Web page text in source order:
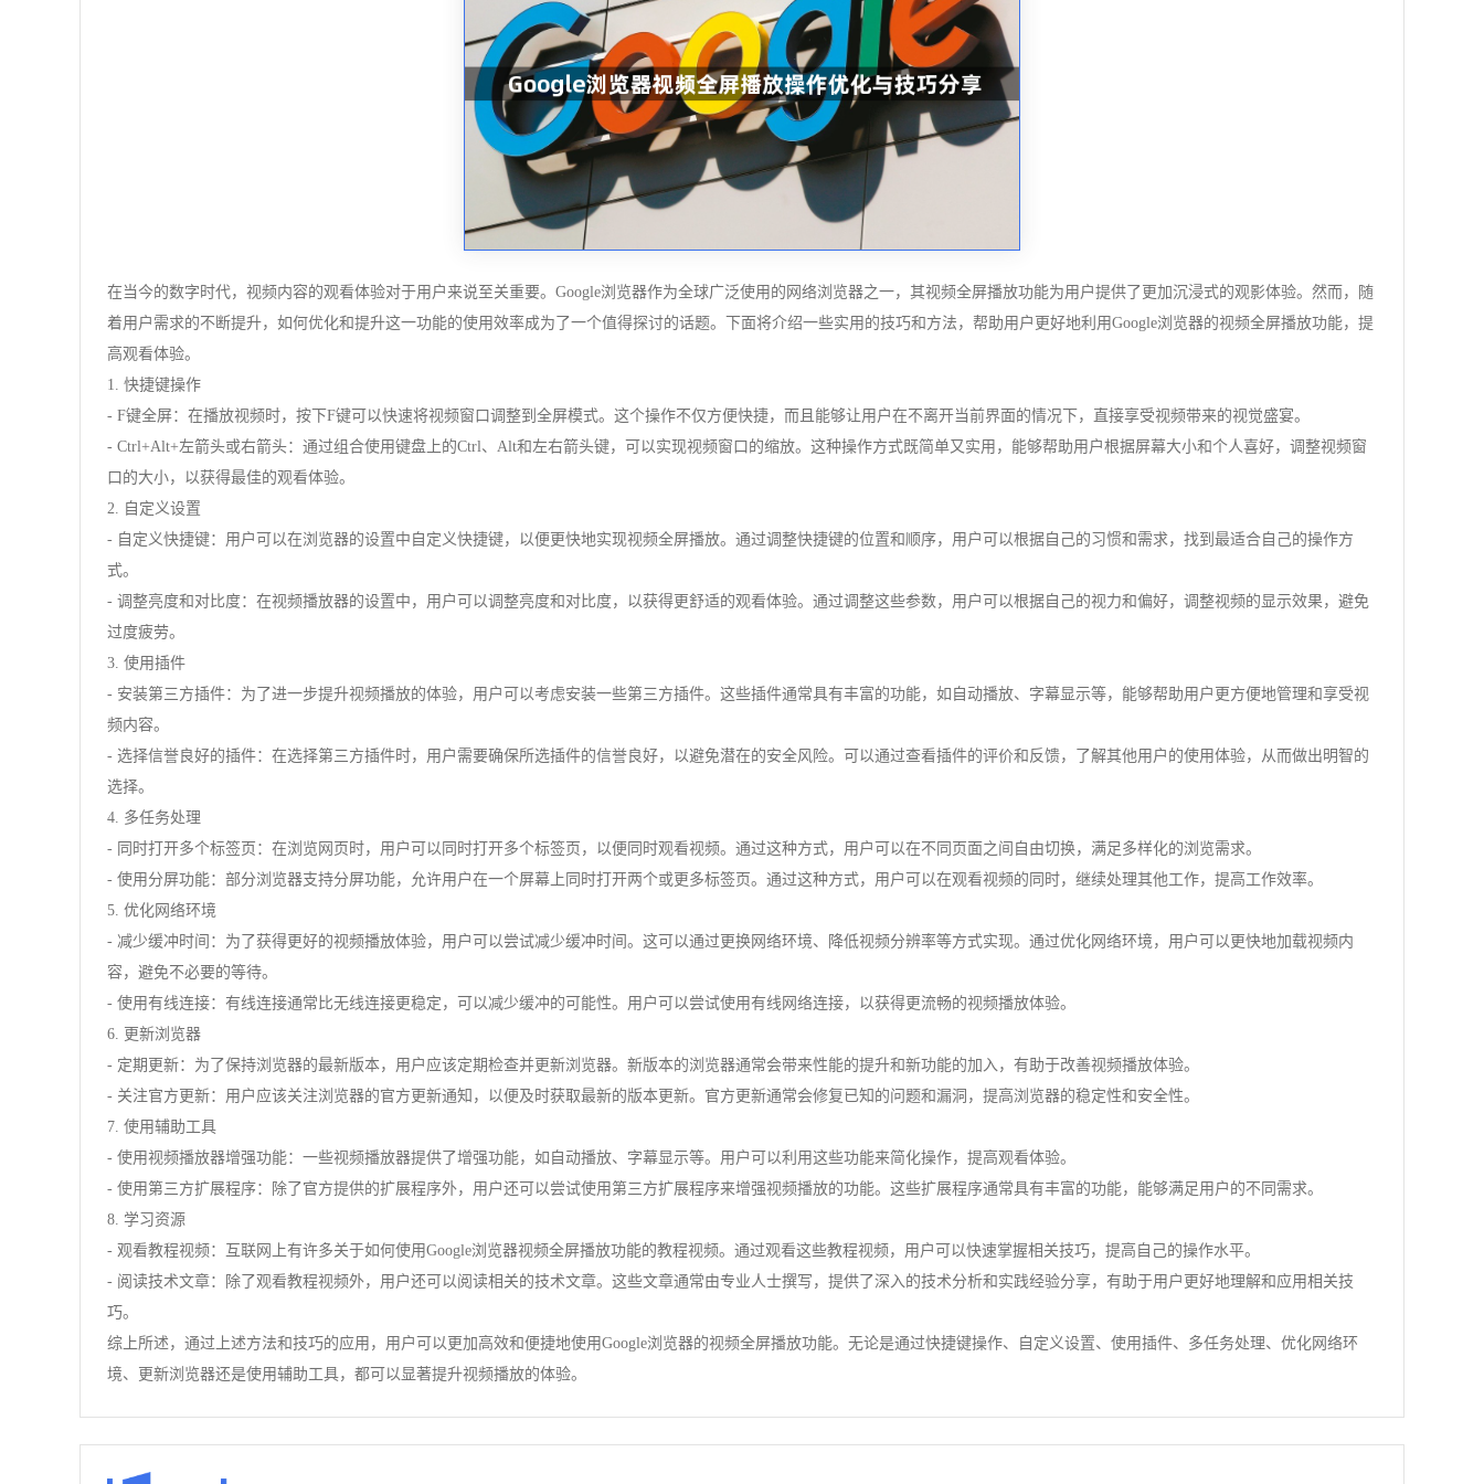
在当今的数字时代，视频内容的观看体验对于用户来说至关重要。Google浏览器作为全球广泛使用的网络浏览器之一，其视频全屏播放功能为用户提供了更加沉浸式的观影体验。然而，随
着用户需求的不断提升，如何优化和提升这一功能的使用效率成为了一个值得探讨的话题。下面将介绍一些实用的技巧和方法，帮助用户更好地利用Google浏览器的视频全屏播放功能，提
高观看体验。
1. 快捷键操作
- F键全屏：在播放视频时，按下F键可以快速将视频窗口调整到全屏模式。这个操作不仅方便快捷，而且能够让用户在不离开当前界面的情况下，直接享受视频带来的视觉盛宴。
- Ctrl+Alt+左箭头或右箭头：通过组合使用键盘上的Ctrl、Alt和左右箭头键，可以实现视频窗口的缩放。这种操作方式既简单又实用，能够帮助用户根据屏幕大小和个人喜好，调整视频窗
口的大小，以获得最佳的观看体验。
2. 自定义设置
- 自定义快捷键：用户可以在浏览器的设置中自定义快捷键，以便更快地实现视频全屏播放。通过调整快捷键的位置和顺序，用户可以根据自己的习惯和需求，找到最适合自己的操作方
式。
- 调整亮度和对比度：在视频播放器的设置中，用户可以调整亮度和对比度，以获得更舒适的观看体验。通过调整这些参数，用户可以根据自己的视力和偏好，调整视频的显示效果，避免
过度疲劳。
3. 使用插件
- 安装第三方插件：为了进一步提升视频播放的体验，用户可以考虑安装一些第三方插件。这些插件通常具有丰富的功能，如自动播放、字幕显示等，能够帮助用户更方便地管理和享受视
频内容。
- 选择信誉良好的插件：在选择第三方插件时，用户需要确保所选插件的信誉良好，以避免潜在的安全风险。可以通过查看插件的评价和反馈，了解其他用户的使用体验，从而做出明智的
选择。
4. 多任务处理
- 同时打开多个标签页：在浏览网页时，用户可以同时打开多个标签页，以便同时观看视频。通过这种方式，用户可以在不同页面之间自由切换，满足多样化的浏览需求。
- 使用分屏功能：部分浏览器支持分屏功能，允许用户在一个屏幕上同时打开两个或更多标签页。通过这种方式，用户可以在观看视频的同时，继续处理其他工作，提高工作效率。
5. 优化网络环境
- 减少缓冲时间：为了获得更好的视频播放体验，用户可以尝试减少缓冲时间。这可以通过更换网络环境、降低视频分辨率等方式实现。通过优化网络环境，用户可以更快地加载视频内
容，避免不必要的等待。
- 使用有线连接：有线连接通常比无线连接更稳定，可以减少缓冲的可能性。用户可以尝试使用有线网络连接，以获得更流畅的视频播放体验。
6. 更新浏览器
- 定期更新：为了保持浏览器的最新版本，用户应该定期检查并更新浏览器。新版本的浏览器通常会带来性能的提升和新功能的加入，有助于改善视频播放体验。
- 关注官方更新：用户应该关注浏览器的官方更新通知，以便及时获取最新的版本更新。官方更新通常会修复已知的问题和漏洞，提高浏览器的稳定性和安全性。
7. 使用辅助工具
- 使用视频播放器增强功能：一些视频播放器提供了增强功能，如自动播放、字幕显示等。用户可以利用这些功能来简化操作，提高观看体验。
- 使用第三方扩展程序：除了官方提供的扩展程序外，用户还可以尝试使用第三方扩展程序来增强视频播放的功能。这些扩展程序通常具有丰富的功能，能够满足用户的不同需求。
8. 学习资源
- 观看教程视频：互联网上有许多关于如何使用Google浏览器视频全屏播放功能的教程视频。通过观看这些教程视频，用户可以快速掌握相关技巧，提高自己的操作水平。
- 阅读技术文章：除了观看教程视频外，用户还可以阅读相关的技术文章。这些文章通常由专业人士撰写，提供了深入的技术分析和实践经验分享，有助于用户更好地理解和应用相关技
巧。
综上所述，通过上述方法和技巧的应用，用户可以更加高效和便捷地使用Google浏览器的视频全屏播放功能。无论是通过快捷键操作、自定义设置、使用插件、多任务处理、优化网络环
境、更新浏览器还是使用辅助工具，都可以显著提升视频播放的体验。